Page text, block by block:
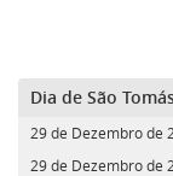
Dia de São
29 de Dezembro de
29 de Dezembro de